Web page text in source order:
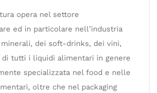
opera nel settore
ed in particolare nell’industria
dei soft-drinks, dei vini,
tutti i liquidi alimentari in genere
specializzata nel food e nelle
oltre che nel packaging